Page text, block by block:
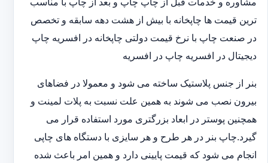
ترین قیمت ها چاپخانه با بیش از هشت دهه سابقه و تخصص
در صنعت چاپ با نرخ قیمت دولتی چاپخانه در افسریه چاپ
دیجیتال در افسریه چاپ در افسریه
بنر از جنس پلاستیک ساخته می شود و معمولا در فضاهای
بیرون نصب می شوند به همین علت نسبت به پلات لمینت و
همچنین پوستر در ابعاد بزرگتری مورد استفاده قرار می
گیرد.چاپ بنر در هر طرح و هر سایزی با دستگاه های چاپی
انجام می شود که قیمت پایینی دارد و همین امر باعث شده